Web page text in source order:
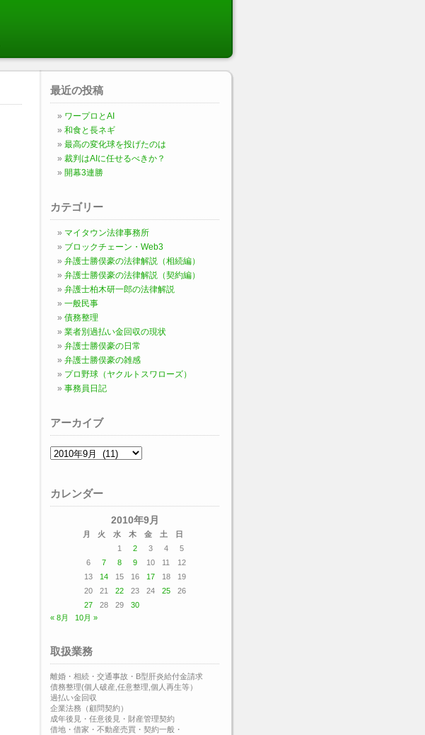
最近の投稿
ワープロとAI
和食と長ネギ
最高の変化球を投げたのは
裁判はAIに任せるべきか？
開幕3連勝
カテゴリー
マイタウン法律事務所
ブロックチェーン・Web3
弁護士勝俣豪の法律解説（相続編）
弁護士勝俣豪の法律解説（契約編）
弁護士柏木研一郎の法律解説
一般民事
債務整理
業者別過払い金回収の現状
弁護士勝俣豪の日常
弁護士勝俣豪の雑感
プロ野球（ヤクルトスワローズ）
事務員日記
アーカイブ
ア
ー
ブ
カレンダー
2010年9月
月 火 水 木 金 土
日
1
2 3 4
5
6
7 8 9 10 11
12
13
14 15 16 17 18
19
20
21 22 23 24 25
26
27
28 29
30
« 8月
10月 »
取扱業務
離婚・相続・交通事故・B型肝炎給付金請求
債務整理(個人破産,任意整理,個人再生等）
過払い金回収
企業法務（顧問契約）
成年後見・任意後見・財産管理契約
借地・借家・不動産売買・契約一般・